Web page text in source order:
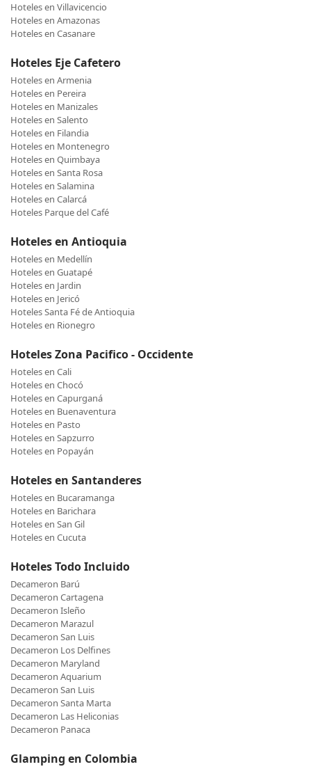
Hoteles en Villavicencio
Hoteles en Amazonas
Hoteles en Casanare
Hoteles Eje Cafetero
Hoteles en Armenia
Hoteles en Pereira
Hoteles en Manizales
Hoteles en Salento
Hoteles en Filandia
Hoteles en Montenegro
Hoteles en Quimbaya
Hoteles en Santa Rosa
Hoteles en Salamina
Hoteles en Calarcá
Hoteles Parque del Café
Hoteles en Antioquia
Hoteles en Medellín
Hoteles en Guatapé
Hoteles en Jardin
Hoteles en Jericó
Hoteles Santa Fé de Antioquia
Hoteles en Rionegro
Hoteles Zona Pacifico - Occidente
Hoteles en Cali
Hoteles en Chocó
Hoteles en Capurganá
Hoteles en Buenaventura
Hoteles en Pasto
Hoteles en Sapzurro
Hoteles en Popayán
Hoteles en Santanderes
Hoteles en Bucaramanga
Hoteles en Barichara
Hoteles en San Gil
Hoteles en Cucuta
Hoteles Todo Incluido
Decameron Barú
Decameron Cartagena
Decameron Isleño
Decameron Marazul
Decameron San Luis
Decameron Los Delfines
Decameron Maryland
Decameron Aquarium
Decameron San Luis
Decameron Santa Marta
Decameron Las Heliconias
Decameron Panaca
Glamping en Colombia